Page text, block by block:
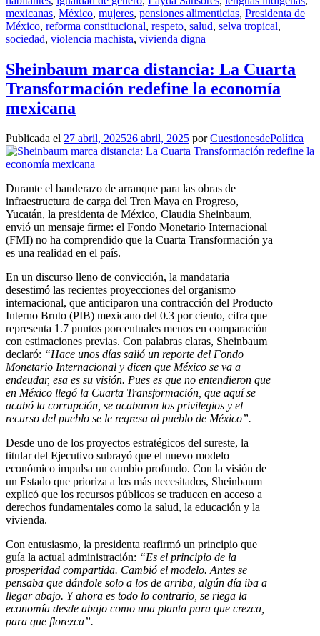
mexicanas, México, mujeres, pensiones alimenticias, Presidenta de
México, reforma constitucional, respeto, salud, selva tropical,
sociedad, violencia machista, vivienda digna
Sheinbaum marca distancia: La Cuarta
Transformación redefine la economía
mexicana
Publicada el 27 abril, 202526 abril, 2025 porCuestionesdePolítica
Durante el banderazo de arranque para las obras de
infraestructura de carga del Tren Maya en Progreso,
Yucatán, la presidenta de México, Claudia Sheinbaum,
envió un mensaje firme: el Fondo Monetario Internacional
(FMI) no ha comprendido que la Cuarta Transformación ya
es una realidad en el país.
En un discurso lleno de convicción, la mandataria
desestimó las recientes proyecciones del organismo
internacional, que anticiparon una contracción del Producto
Interno Bruto (PIB) mexicano del 0.3 por ciento, cifra que
representa 1.7 puntos porcentuales menos en comparación
con estimaciones previas. Con palabras claras, Sheinbaum
declaró: “Hace unos días salió un reporte del Fondo
Monetario Internacional y dicen que México se va a
endeudar, esa es su visión. Pues es que no entendieron que
en México llegó la Cuarta Transformación, que aquí se
acabó la corrupción, se acabaron los privilegios y el
recurso del pueblo se le regresa al pueblo de México”.
Desde uno de los proyectos estratégicos del sureste, la
titular del Ejecutivo subrayó que el nuevo modelo
económico impulsa un cambio profundo. Con la visión de
un Estado que prioriza a los más necesitados, Sheinbaum
explicó que los recursos públicos se traducen en acceso a
derechos fundamentales como la salud, la educación y la
vivienda.
Con entusiasmo, la presidenta reafirmó un principio que
guía la actual administración: “Es el principio de la
prosperidad compartida. Cambió el modelo. Antes se
pensaba que dándole solo a los de arriba, algún día iba a
llegar abajo. Y ahora es todo lo contrario, se riega la
economía desde abajo como una planta para que crezca,
para que florezca”.